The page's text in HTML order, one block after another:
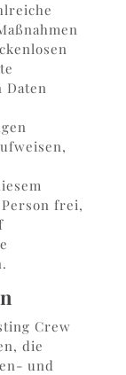
Daten
frei,
Crew
die
und